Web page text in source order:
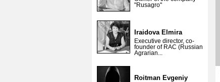
"Rusagro"
Iraidova Elmira
Executive director, co-
founder of RAC (Russian
Agrarian...
Roitman Evgeniy